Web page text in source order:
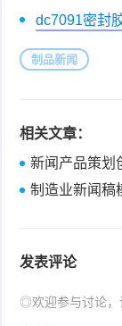
dc7091密封
制品新闻
相关文章：
新闻产品策划
制造业新闻稿
发表评论
◎欢迎参与讨论，